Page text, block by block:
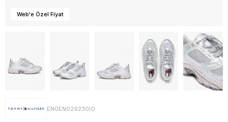
Web'e Özel Fiyat
EN0EN029230IO